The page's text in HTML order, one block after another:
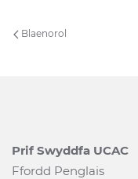
Blaenorol
Prif Swyddfa UCAC
Ffordd Penglais